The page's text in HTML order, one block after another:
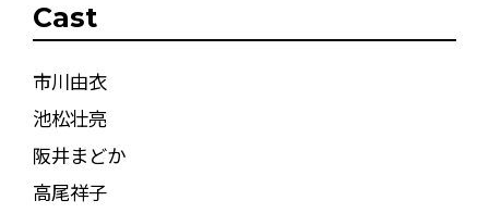
Cast
市川由衣
池松壮亮
阪井まどか
高尾祥子